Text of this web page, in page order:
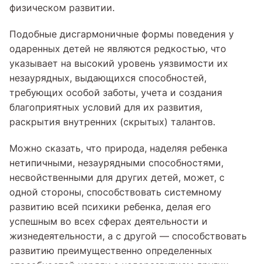
физическом развитии.
Подобные дисгармоничные формы поведения у
одаренных детей не являются редкостью, что
указывает на высокий уровень уязвимости их
незаурядных, выдающихся способностей,
требующих особой заботы, учета и создания
благоприятных условий для их развития,
раскрытия внутренних (скрытых) талантов.
Можно сказать, что природа, наделяя ребенка
нетипичными, незаурядными способностями,
несвойственными для других детей, может, с
одной стороны, способствовать системному
развитию всей психики ребенка, делая его
успешным во всех сферах деятельности и
жизнедеятельности, а с другой — способствовать
развитию преимущественно определенных